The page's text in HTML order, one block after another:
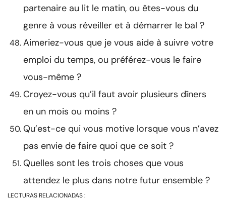
partenaire au lit le matin, ou êtes-vous du
genre à vous réveiller et à démarrer le bal ?
Aimeriez-vous que je vous aide à suivre votre
emploi du temps, ou préférez-vous le faire
vous-même ?
Croyez-vous qu’il faut avoir plusieurs dîners
en un mois ou moins ?
Qu’est-ce qui vous motive lorsque vous n’avez
pas envie de faire quoi que ce soit ?
Quelles sont les trois choses que vous
attendez le plus dans notre futur ensemble ?
LECTURAS RELACIONADAS :